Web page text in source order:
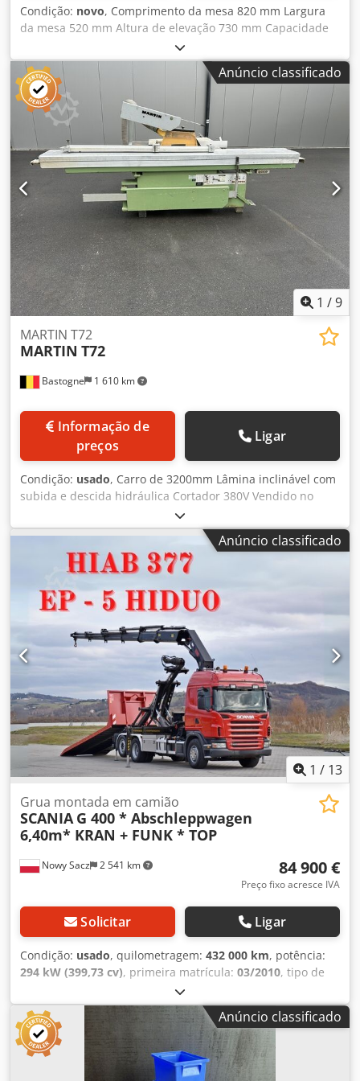
Condição: novo, Comprimento da mesa 820 mm Largura
da mesa 520 mm Altura de elevação 730 mm Capacidade
de carga em kg 300 kg Altura de elevação mín. 260 mm
Cjdpjupxlujfx Af Uorf Peso da máquina aprox. 0,065 t
Espaço necessário aprox. 1,0 x 0,6 x 0,82 m A mesa móvel
de trabalho e de elevação tem um pedal de fácil operação
para levantar a mesa. pedal para levantar a mesa. A mesa
pode ser novamente baixada em segurança com o pedal
manual. Existem quatro rodízios por baixo da mesa. Dois
deles estão equipados com travões. A mesa de trabalho
está equipada com uma proteção anti-queda para maior
segurança. segurança.
Anúncio classificado
1 /9
Bastogne 1 610 km
MARTIN T72
MARTIN T72
preços
Ligar
Condição: usado, Carro de 3200mm Lâmina inclinável com
subida e descida hidráulica Cortador 380V Vendido no
estado em que se encontra, sem inspeção Credpfx Aoyf
Eptjf Uof
Anúncio classificado
1 / 13
Nowy Sacz 2 541 km
Grua montada em camião
SCANIA G 400 * Abschleppwagen
6,40m* KRAN + FUNK * TOP
84 900 €
Preço fixo acresce IVA
Solicitar Ligar
Condição: usado, quilometragem: 432 000 km, potência:
294 kW (399,73 cv), primeira matrícula: 03/2010, tipo de
, peso total:
eixo:3 eixos, travões:retardador, cor:vermelho, tipo de
engrenagem:
semi-automático , classe de emissão:Euro 5,
comprimento do espaço de carga: 6 400 mm
, largura do
espaço de carga: 2 500 mm, Ano de fabrico: 2010
ABS, ar condicionado, grua , SCANIA G 400
Anúncio classificado